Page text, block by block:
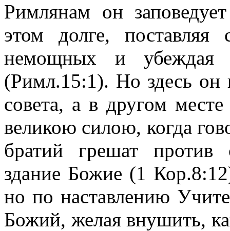
Римлянам он
этом долге,
немощных и убеждая
(Римл.15:1). Но здесь он
совета, а в другом
великою силою, когда
братий грешат
здание Божие (1
но по наставлению
Божий, желая внушить,